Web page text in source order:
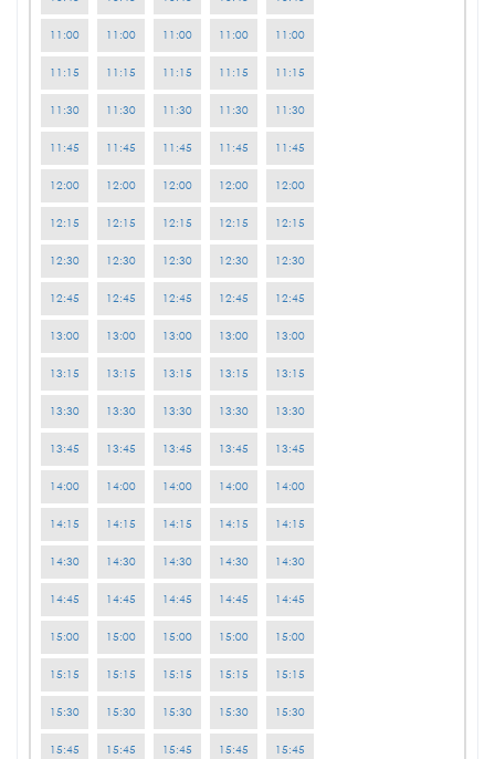
11:00
11:15
11:30
11:45
12:00
12:15
12:30
12:45
13:00
13:15
13:30
13:45
14:00
14:15
14:30
14:45
15:00
15:15
15:30
15:45
11:00
11:15
11:30
11:45
12:00
12:15
12:30
12:45
13:00
13:15
13:30
13:45
14:00
14:15
14:30
14:45
15:00
15:15
15:30
15:45
11:00
11:15
11:30
11:45
12:00
12:15
12:30
12:45
13:00
13:15
13:30
13:45
14:00
14:15
14:30
14:45
15:00
15:15
15:30
15:45
11:00
11:15
11:30
11:45
12:00
12:15
12:30
12:45
13:00
13:15
13:30
13:45
14:00
14:15
14:30
14:45
15:00
15:15
15:30
15:45
11:00
11:15
11:30
11:45
12:00
12:15
12:30
12:45
13:00
13:15
13:30
13:45
14:00
14:15
14:30
14:45
15:00
15:15
15:30
15:45